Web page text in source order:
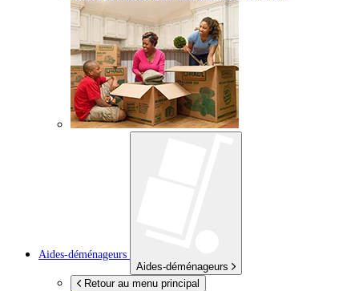
Aides-déménageurs
Aides-déménageurs
Retour au menu principal